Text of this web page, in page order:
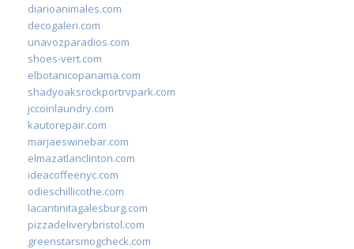
diarioanimales.com
decogaleri.com
unavozparadios.com
shoes-vert.com
elbotanicopanama.com
shadyoaksrockportrvpark.com
jccoinlaundry.com
kautorepair.com
marjaeswinebar.com
elmazatlanclinton.com
ideacoffeenyc.com
odieschillicothe.com
lacantinitagalesburg.com
pizzadeliverybristol.com
greenstarsmogcheck.com